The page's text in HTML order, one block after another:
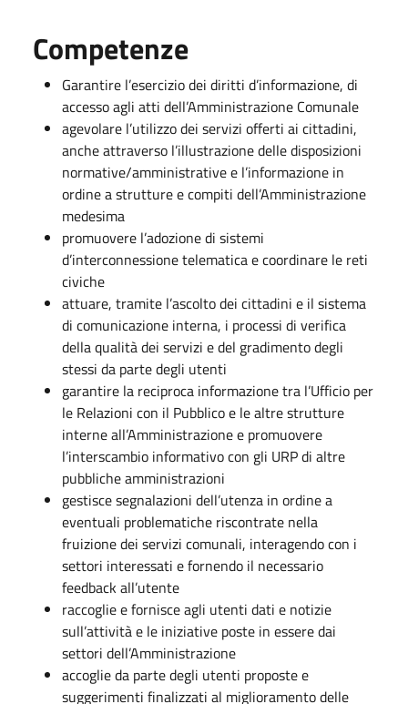
Competenze
Garantire l’esercizio dei diritti d’informazione, di
accesso agli atti dell’Amministrazione Comunale
agevolare l’utilizzo dei servizi offerti ai cittadini,
anche attraverso l’illustrazione delle disposizioni
normative/amministrative e l’informazione in
ordine a strutture e compiti dell’Amministrazione
medesima
promuovere l’adozione di sistemi
d’interconnessione telematica e coordinare le reti
civiche
attuare, tramite l’ascolto dei cittadini e il sistema
di comunicazione interna, i processi di verifica
della qualità dei servizi e del gradimento degli
stessi da parte degli utenti
garantire la reciproca informazione tra l’Ufficio per
le Relazioni con il Pubblico e le altre strutture
interne all’Amministrazione e promuovere
l’interscambio informativo con gli URP di altre
pubbliche amministrazioni
gestisce segnalazioni dell’utenza in ordine a
eventuali problematiche riscontrate nella
fruizione dei servizi comunali, interagendo con i
settori interessati e fornendo il necessario
feedback all’utente
raccoglie e fornisce agli utenti dati e notizie
sull’attività e le iniziative poste in essere dai
settori dell’Amministrazione
accoglie da parte degli utenti proposte e
suggerimenti finalizzati al miglioramento delle